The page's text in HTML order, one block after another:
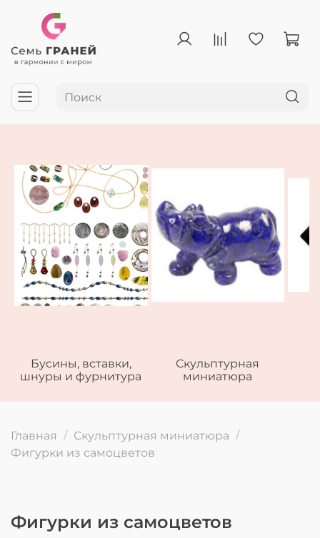
Бусины, вставки,
шнуры и фурнитура
Скульптурная
миниатюра
Главная
Скульптурная миниатюра
Фигурки из самоцветов
Фигурки из самоцветов